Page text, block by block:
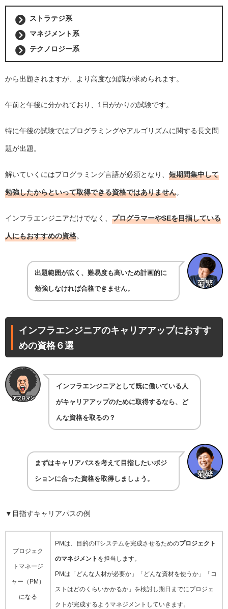
ストラテジ系
マネジメント系
テクノロジー系
から出題されますが、より高度な知識が求められます。
午前と午後に分かれており、1日がかりの試験です。
特に午後の試験ではプログラミングやアルゴリズムに関する長文問
題が出題。
解いていくにはプログラミング言語が必須となり、 短期間集中して
勉強したからといって取得できる資格ではありません。
インフラエンジニアだけでなく、 プログラマーやSEを目指している
人にもおすすめの資格。
出題範囲が広く、難易度も高いため計画的に
勉強しなければ合格できません。
インフラエンジニアのキャリアアップにおすす
めの資格６選
インフラエンジニアとして既に働いている人
がキャリアアップのために取得するなら、ど
んな資格を取るの？
まずはキャリアパスを考えて目指したいポジ
ションに合った資格を取得しましょう。
▼目指すキャリアパスの例
プロジェク
トマネージ
ャー（PM）
になる
PMは、目的のITシステムを完成させるためのプロジェクト
のマネジメント を担当します。
PMは「どんな人材が必要か」「どんな資材を使うか」「コ
ストはどのくらいかかるか」を検討し期日までにプロジェ
クトが完成するようマネジメントしていきます。